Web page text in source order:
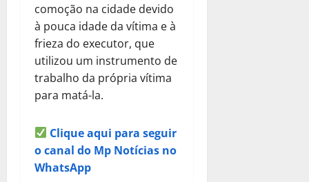
comoção na cidade devido
à pouca idade da vítima e à
frieza do executor, que
utilizou um instrumento de
trabalho da própria vítima
para matá-la.
Clique aqui para seguir
o canal do Mp Notícias no
WhatsApp